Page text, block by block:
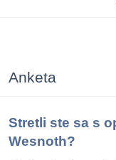
Anketa
Stretli ste sa s
Wesnoth?